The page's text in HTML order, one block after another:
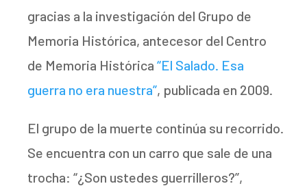
gracias a la investigación del Grupo de
Memoria Histórica, antecesor del Centro
de Memoria Histórica“El Salado. Esa
guerra no era nuestra”, publicada en 2009.
El grupo de la muerte continúa su recorrido.
Se encuentra con un carro que sale de una
trocha: “¿Son ustedes guerrilleros?”,